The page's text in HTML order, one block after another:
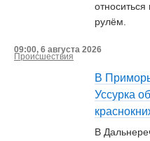
рулём.
09:00, 6 августа 2026
Происшествия
В
Уссурка
В